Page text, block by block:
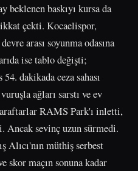
beklenen baskıyı kursa da
çekti. Kocaelispor,
arası soyunma odasına
ise tablo değişti;
dakikada ceza sahası
ağları sarstı ve ev
RAMS Park'ı inletti,
Ancak sevinç uzun sürmedi.
Alıcı'nın müthiş serbest
skor maçın sonuna kadar